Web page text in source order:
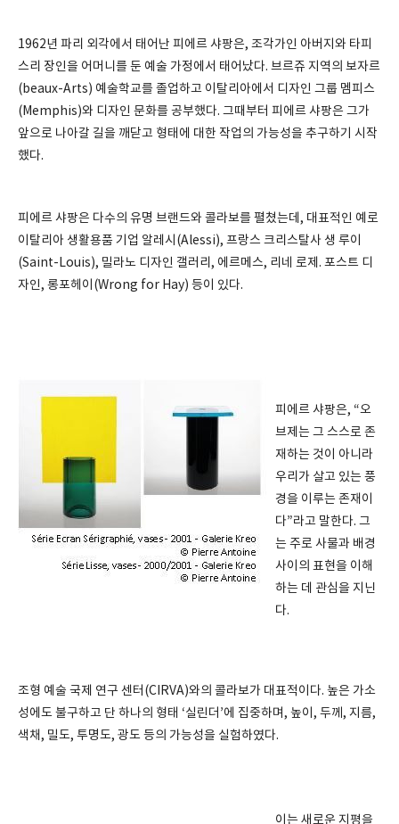
1962년 파리 외각에서 태어난 피에르 샤팡은, 조각가인 아버지와 타피
스리 장인을 어머니를 둔 예술 가정에서 태어났다. 브르쥬 지역의 보자르
(beaux-Arts) 예술학교를 졸업하고 이탈리아에서 디자인 그룹 멤피스
(Memphis)와 디자인 문화를 공부했다. 그때부터 피에르 샤팡은 그가
앞으로 나아갈 길을 깨닫고 형태에 대한 작업의 가능성을 추구하기 시작
했다.
피에르 샤팡은 다수의 유명 브랜드와 콜라보를 펼쳤는데, 대표적인 예로
이탈리아 생활용품 기업 알레시(Alessi), 프랑스 크리스탈사 생 루이
(Saint-Louis), 밀라노 디자인 갤러리, 에르메스, 리네 로제. 포스트 디
자인, 롱포헤이(Wrong for Hay) 등이 있다.
피에르 샤팡은, “오
브제는 그 스스로 존
재하는 것이 아니라
우리가 살고 있는 풍
경을 이루는 존재이
다”라고 말한다. 그
는 주로 사물과 배경
사이의 표현을 이해
하는 데 관심을 지닌
다.
조형 예술 국제 연구 센터(CIRVA)와의 콜라보가 대표적이다. 높은 가소
성에도 불구하고 단 하나의 형태 ‘실린더’에 집중하며, 높이, 두께, 지름,
색채, 밀도, 투명도, 광도 등의 가능성을 실험하였다.
이는 새로운 지평을